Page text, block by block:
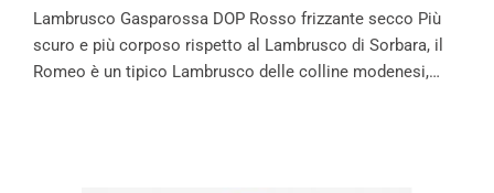
Lambrusco Gasparossa DOP Rosso frizzante secco Più
scuro e più corposo rispetto al Lambrusco di Sorbara, il
Romeo è un tipico Lambrusco delle colline modenesi,…